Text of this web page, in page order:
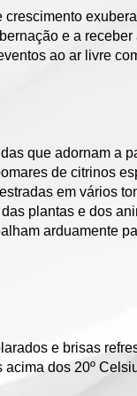
e a
ao ar livre
que adornam a
de citrinos
em vários
plantas e dos
arduamente
e brisas
dos 20º